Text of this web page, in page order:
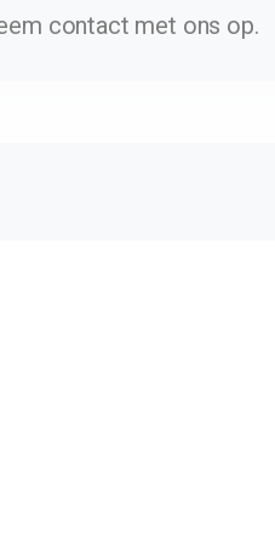
contact met ons op.